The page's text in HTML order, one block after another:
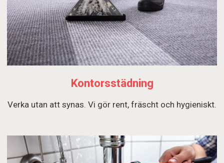
Kontorsstädning
Verka utan att synas. Vi gör rent, fräscht och hygieniskt.